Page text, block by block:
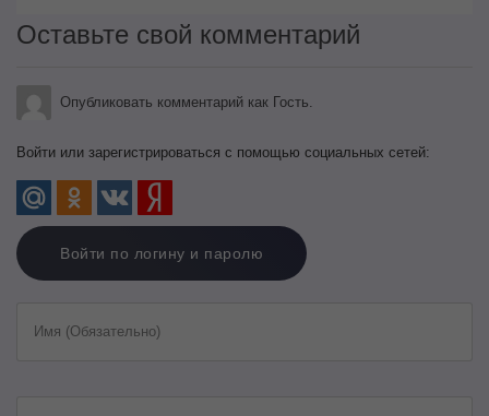
Оставьте свой комментарий
Опубликовать комментарий как Гость.
Войти или зарегистрироваться с помощью социальных сетей:
Войти по логину и паролю
Имя (Обязательно)